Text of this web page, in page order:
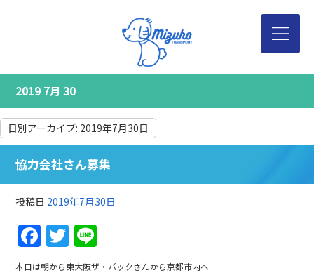
2019 7月 30
日別アーカイブ: 2019年7月30日
協力会社さん募集
投稿日 2019年7月30日
Facebook
Twitter
本日は朝から東大阪ザ・パックさんから京都市内へ